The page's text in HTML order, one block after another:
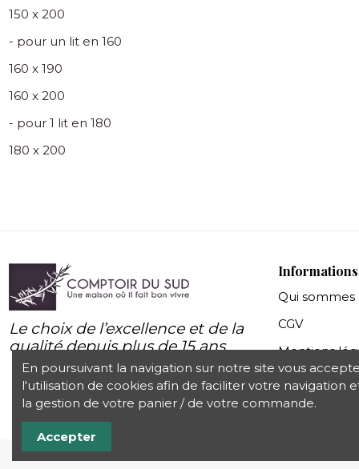
150 x 200
- pour un lit en 160
160 x 190
160 x 200
- pour 1 lit en 180
180 x 200
Le choix de l’excellence et de la
qualité depuis plus de 15 ans
Informations
Qui
CGV
Mentions
Protection
En poursuivant la navigation sur notre site vous
l'utilisation de cookies afin de faciliter votre navigation
la gestion de votre panier / de votre commande.
Accepter